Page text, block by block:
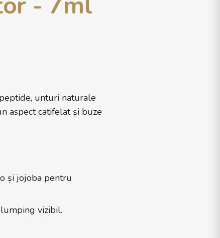
unturi naturale
aspect catifelat și buze
și jojoba pentru
vizibil.